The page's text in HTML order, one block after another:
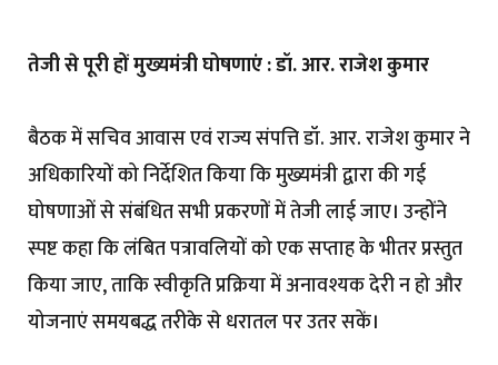
तेजी से पूरी हों मुख्यमंत्री घोषणाएं : डॉ. आर. राजेश कुमार
बैठक में सचिव आवास एवं राज्य संपत्ति डॉ. आर. राजेश कुमार ने
अधिकारियों को निर्देशित किया कि मुख्यमंत्री द्वारा की गई
घोषणाओं से संबंधित सभी प्रकरणों में तेजी लाई जाए। उन्होंने
स्पष्ट कहा कि लंबित पत्रावलियों को एक सप्ताह के भीतर प्रस्तुत
किया जाए, ताकि स्वीकृति प्रक्रिया में अनावश्यक देरी न हो और
योजनाएं समयबद्ध तरीके से धरातल पर उतर सकें।